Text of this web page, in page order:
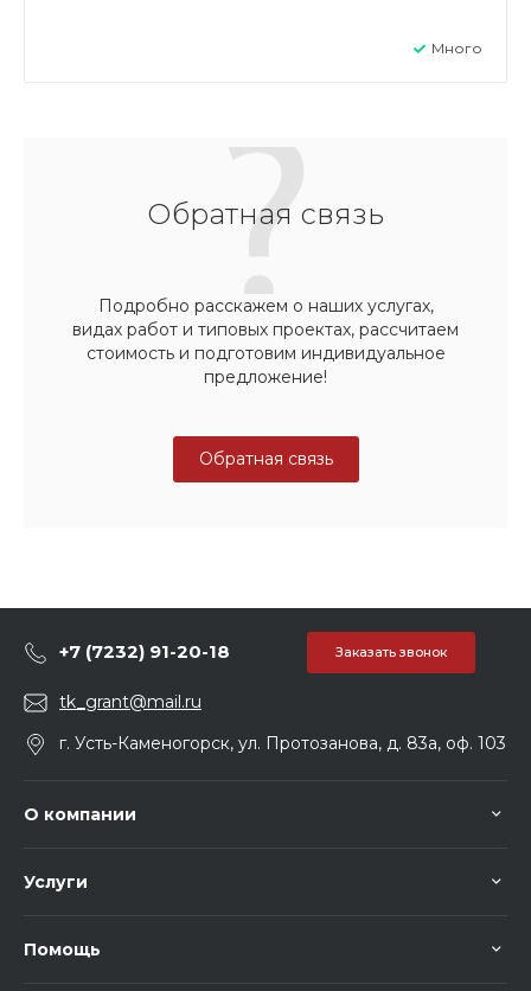
Много
Обратная связь
Подробно расскажем о наших услугах,
видах работ и типовых проектах, рассчитаем
стоимость и подготовим индивидуальное
предложение!
Обратная связь
+7 (7232) 91-20-18 Заказать звонок
tk_grant@mail.ru
г. Усть-Каменогорск, ул. Протозанова, д. 83а, оф. 103
О компании
Услуги
Помощь